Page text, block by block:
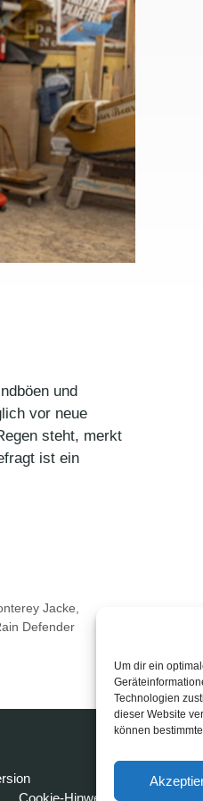
Um dir ein
Technologien
dieser Website
können
und
vor neue
steht, merkt
ist ein
Jacke
Defender
Cookie-Hinweise